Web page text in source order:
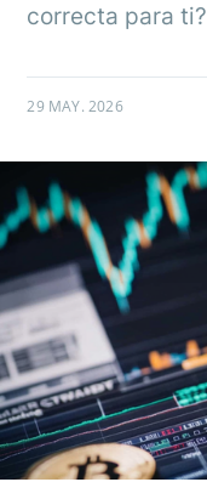
correcta para ti?
29 MAY. 2026